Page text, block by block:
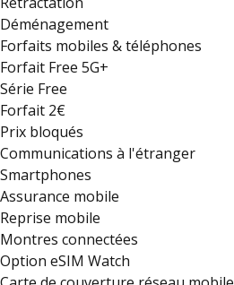
Déménagement
Forfaits mobiles & téléphones
Forfait Free 5G+
Série Free
Forfait 2€
Prix bloqués
Communications à l'étranger
Smartphones
Assurance mobile
Reprise mobile
Montres connectées
Option eSIM Watch